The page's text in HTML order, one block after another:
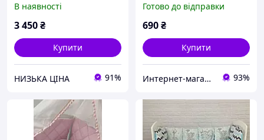
кокон-люлька Happy
Ведмедики сірий
В наявності
3 450₴
Купити
НИЗЬКА ЦІНА 91%
Boy, колір синій
Готово до відправки
690₴
Купити
Интернет-магазин "GLADYS" 93%